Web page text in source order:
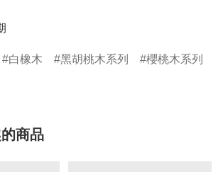
白橡木 黑胡桃木系列 櫻桃木系列
商品